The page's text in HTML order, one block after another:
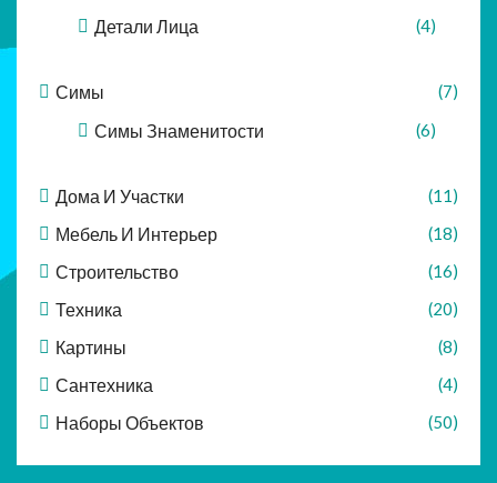
Детали Лица (4)
Симы (7)
Симы Знаменитости (6)
Дома И Участки (11)
Мебель И Интерьер (18)
Строительство (16)
Техника (20)
Картины (8)
Сантехника (4)
Наборы Объектов (50)